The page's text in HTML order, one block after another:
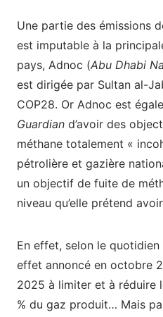
Une partie des émissions
est imputable à la
pays, Adnoc (Abu Dhabi
est dirigée par Sultan al-
COP28. Or Adnoc est
Guardian d’avoir des
méthane totalement «
pétrolière et gazière
un objectif de fuite de
niveau qu’elle prétend
En effet, selon le
effet annoncé en octobre
2025 à limiter et à réduire
% du gaz produit… Mais